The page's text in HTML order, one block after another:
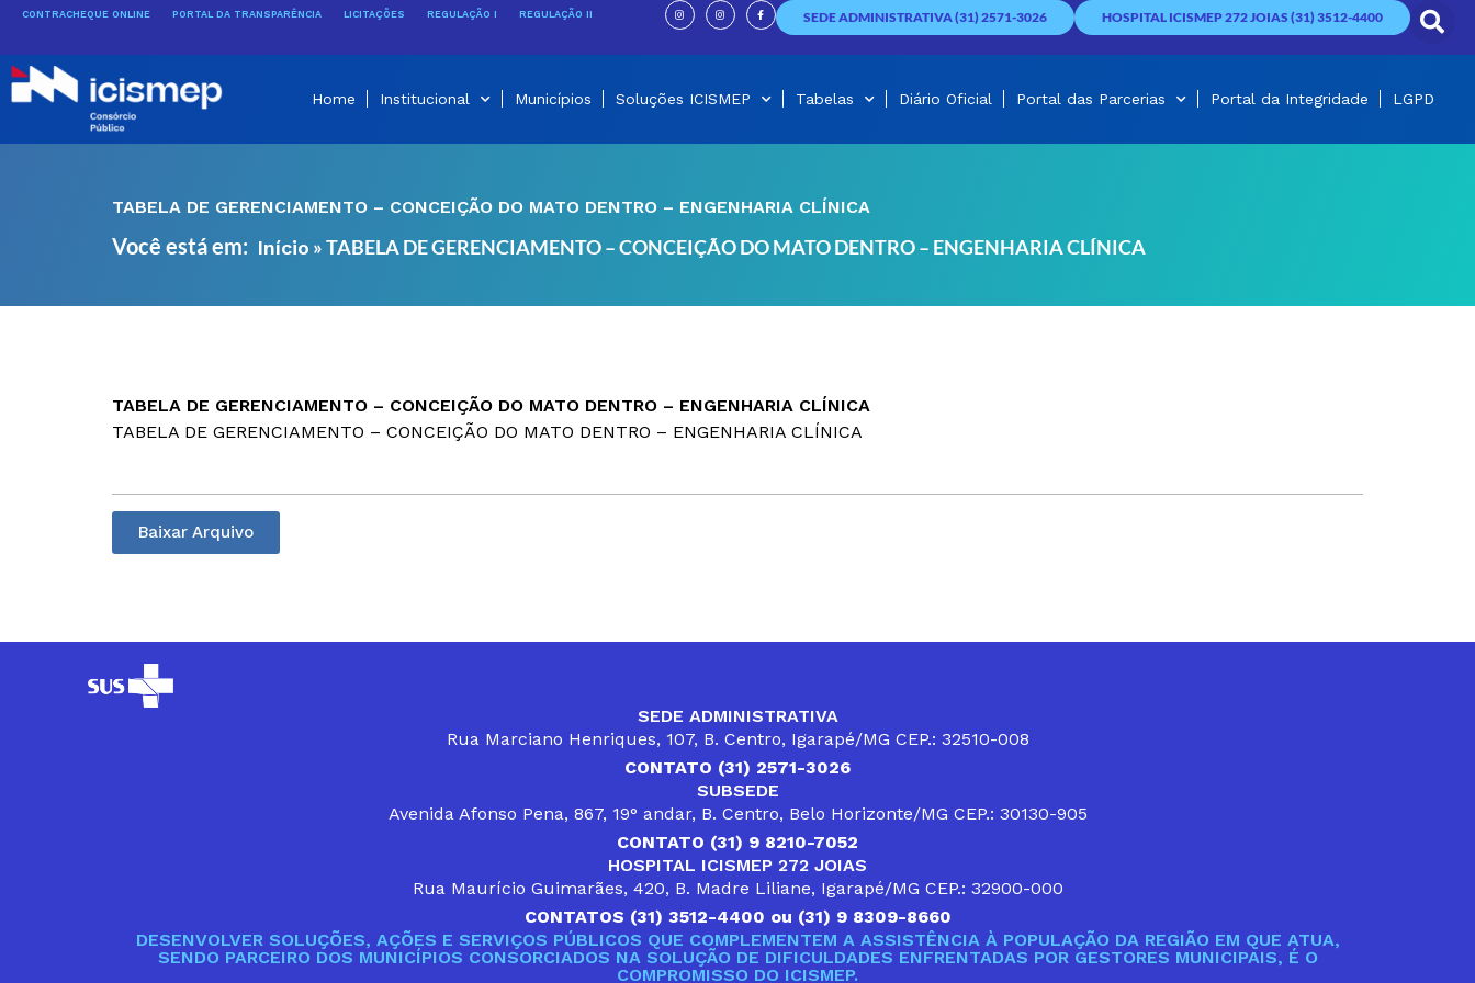
conteúdo
CONTRACHEQUE ONLINE PORTAL DA TRANSPARÊNCIA LICITAÇÕES REGULAÇÃO I REGULAÇÃO II
I
n
s
t
g
I
n
s
t
g
F
a
c
e
o
SEDE ADMINISTRATIVA (31) 2571-3026 HOSPITAL ICISMEP 272 JOIAS (31) 3512-4400
Home Institucional Municípios Soluções ICISMEP Tabelas Diário Oficial Portal das Parcerias Portal da Integridade LGPD
TABELA DE GERENCIAMENTO – CONCEIÇÃO DO MATO DENTRO – ENGENHARIA CLÍNICA
Você está em: Início »TABELA DE GERENCIAMENTO – CONCEIÇÃO DO MATO DENTRO – ENGENHARIA CLÍNICA
TABELA DE GERENCIAMENTO – CONCEIÇÃO DO MATO DENTRO – ENGENHARIA CLÍNICA
TABELA DE GERENCIAMENTO – CONCEIÇÃO DO MATO DENTRO – ENGENHARIA CLÍNICA
Baixar Arquivo
SEDE ADMINISTRATIVA
Rua Marciano Henriques, 107, B. Centro, Igarapé/MG CEP.: 32510-008
CONTATO (31) 2571-3026
SUBSEDE
Avenida Afonso Pena, 867, 19° andar, B. Centro, Belo Horizonte/MG CEP.: 30130-905
CONTATO (31) 9 8210-7052
HOSPITAL ICISMEP 272 JOIAS
Rua Maurício Guimarães, 420, B. Madre Liliane, Igarapé/MG CEP.: 32900-000
CONTATOS (31) 3512-4400 ou (31) 9 8309-8660
DESENVOLVER SOLUÇÕES, AÇÕES E SERVIÇOS PÚBLICOS QUE COMPLEMENTEM A ASSISTÊNCIA À POPULAÇÃO DA REGIÃO EM QUE ATUA,
SENDO PARCEIRO DOS MUNICÍPIOS CONSORCIADOS NA SOLUÇÃO DE DIFICULDADES ENFRENTADAS POR GESTORES MUNICIPAIS, É O
COMPROMISSO DO ICISMEP.